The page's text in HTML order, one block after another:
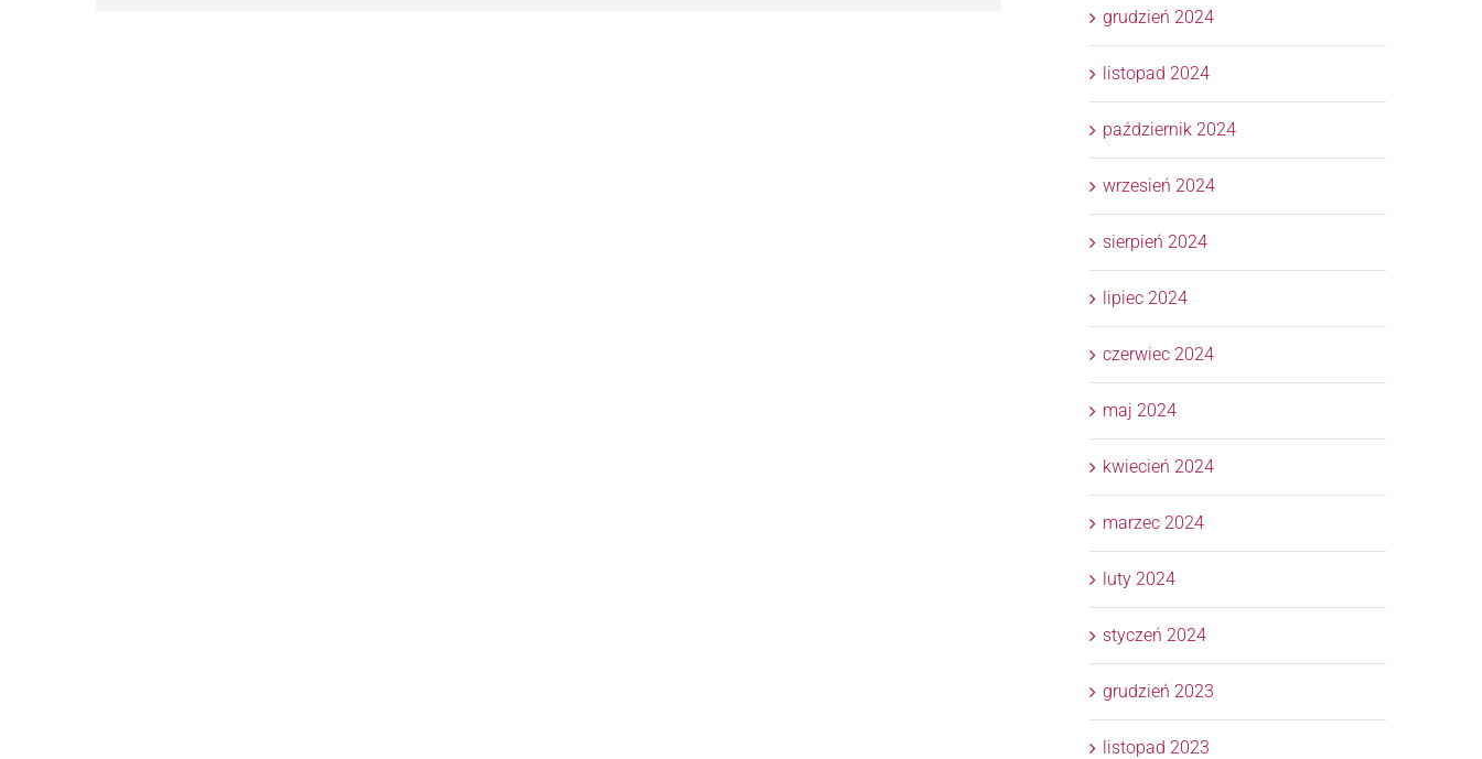
grudzień 2024
listopad 2024
październik 2024
wrzesień 2024
sierpień 2024
lipiec 2024
czerwiec 2024
maj 2024
kwiecień 2024
marzec 2024
luty 2024
styczeń 2024
grudzień 2023
listopad 2023